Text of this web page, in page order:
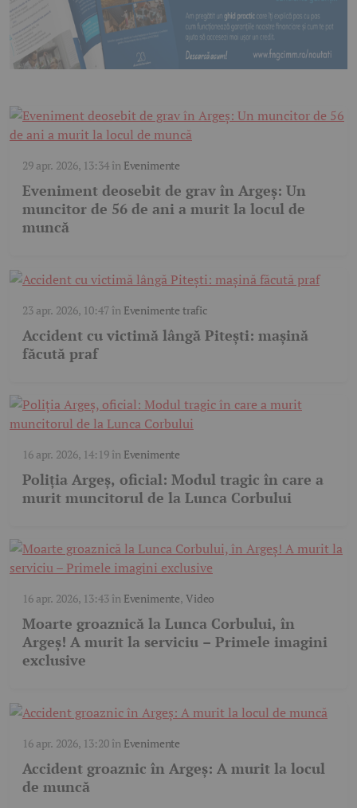
29 apr. 2026, 13:34în Evenimente
Eveniment deosebit de grav în Argeș: Un
muncitor de 56 de ani a murit la locul de
muncă
23 apr. 2026, 10:47în Evenimente trafic
Accident cu victimă lângă Pitești: mașină
făcută praf
16 apr. 2026, 14:19în Evenimente
Poliția Argeș, oficial: Modul tragic în care a
murit muncitorul de la Lunca Corbului
16 apr. 2026, 13:43în Evenimente,Video
Moarte groaznică la Lunca Corbului, în
Argeș! A murit la serviciu – Primele imagini
exclusive
16 apr. 2026, 13:20în Evenimente
Accident groaznic în Argeș: A murit la locul
de muncă